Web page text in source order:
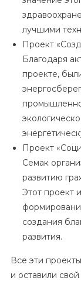
лучшими
Проект
Благодаря
проекте,
Проект
Семак
развитию
Этот проект
создания
развития.
Все эти
и оставили